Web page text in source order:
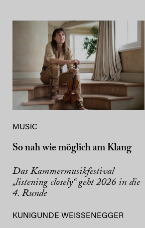
MUSIC
So nah wie möglich am Klang
Das Kammermusikfestival
„listening closely“ geht 2026 in die
4. Runde
KUNIGUNDE WEISSENEGGER